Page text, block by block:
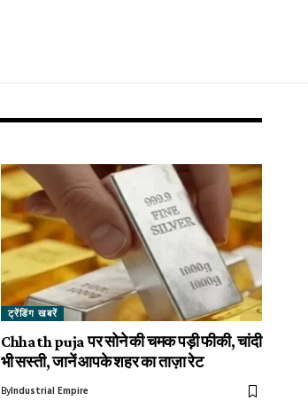
ट्रेंडिंग खबरें
Chhath puja पर सोने की चमक पड़ी फीकी, चांदी
भी सस्ती, जानें आपके शहर का ताज़ा रेट
ByIndustrial Empire